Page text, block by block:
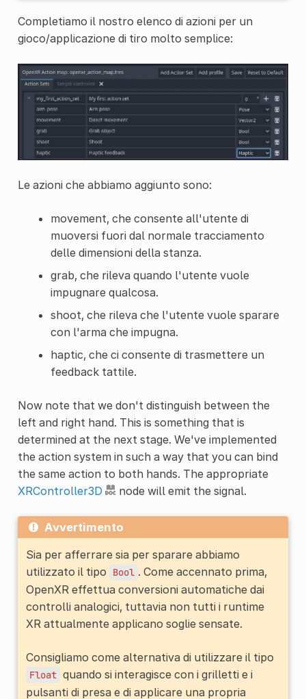
Completiamo il nostro elenco di azioni per un
gioco/applicazione di tiro molto semplice:
Le azioni che abbiamo aggiunto sono:
movement, che consente all'utente di
muoversi fuori dal normale tracciamento
delle dimensioni della stanza.
grab, che rileva quando l'utente vuole
impugnare qualcosa.
shoot, che rileva che l'utente vuole sparare
con l'arma che impugna.
haptic, che ci consente di trasmettere un
feedback tattile.
Now note that we don't distinguish between the
left and right hand. This is something that is
determined at the next stage. We've implemented
the action system in such a way that you can bind
the same action to both hands. The appropriate
XRController3D
node will emit the signal.
Avvertimento
Sia per afferrare sia per sparare abbiamo
utilizzato il tipo
Bool . Come accennato prima,
OpenXR effettua conversioni automatiche dai
controlli analogici, tuttavia non tutti i runtime
XR attualmente applicano soglie sensate.
Consigliamo come alternativa di utilizzare il tipo
Float quando si interagisce con i grilletti e i
pulsanti di presa e di applicare una propria